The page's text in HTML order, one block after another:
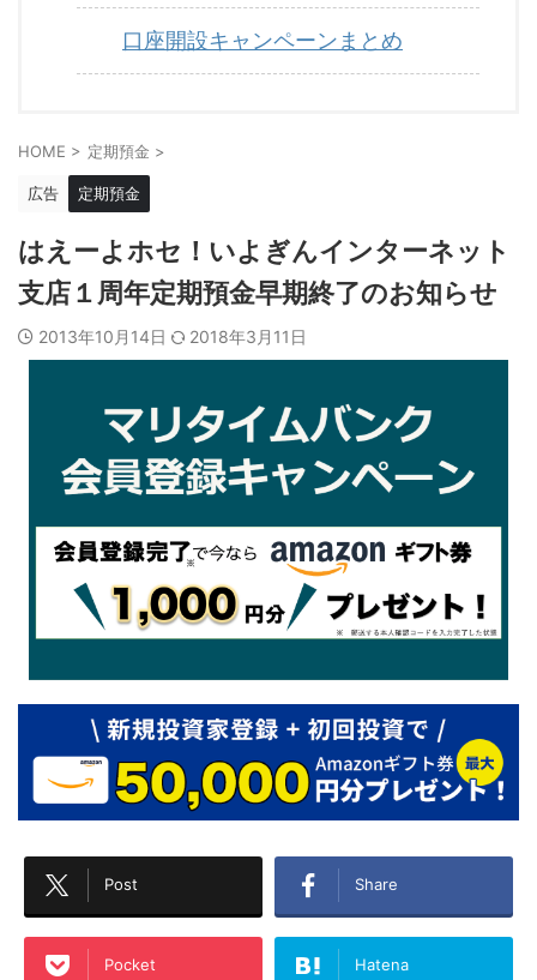
口座開設キャンペーンまとめ
HOME > 定期預金 >
広告 定期預金
はえーよホセ！いよぎんインターネット
支店１周年定期預金早期終了のお知らせ
2013年10月14日 2018年3月11日
Post Share
Pocket Hatena